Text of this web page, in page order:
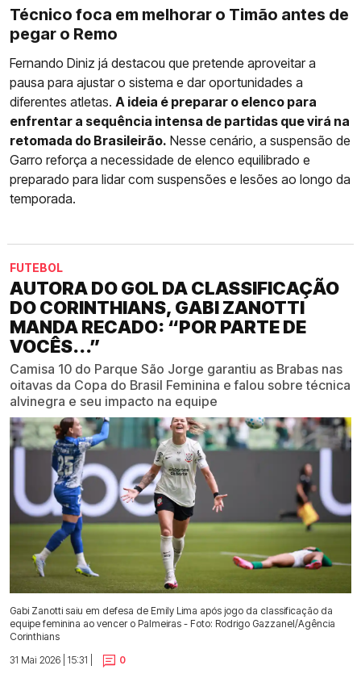
Técnico foca em melhorar o Timão antes de
pegar o Remo
Fernando Diniz já destacou que pretende aproveitar a
pausa para ajustar o sistema e dar oportunidades a
diferentes atletas. A ideia é preparar o elenco para
enfrentar a sequência intensa de partidas que virá na
retomada do Brasileirão. Nesse cenário, a suspensão de
Garro reforça a necessidade de elenco equilibrado e
preparado para lidar com suspensões e lesões ao longo da
temporada.
FUTEBOL
AUTORA DO GOL DA CLASSIFICAÇÃO
DO CORINTHIANS, GABI ZANOTTI
MANDA RECADO: “POR PARTE DE
VOCÊS...”
Camisa 10 do Parque São Jorge garantiu as Brabas nas
oitavas da Copa do Brasil Feminina e falou sobre técnica
alvinegra e seu impacto na equipe
Gabi Zanotti saiu em defesa de Emily Lima após jogo da classificação da
equipe feminina ao vencer o Palmeiras - Foto: Rodrigo Gazzanel/Agência
Corinthians
31 Mai 2026 | 15:31 |
0